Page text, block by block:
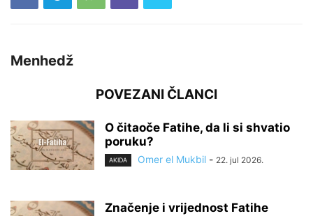
Menhedž
POVEZANI ČLANCI
O čitaoče Fatihe, da li si shvatio
poruku?
AKIDA Omer el Mukbil - 22. jul 2026.
Značenje i vrijednost Fatihe